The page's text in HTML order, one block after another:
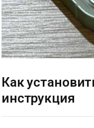
Как
инструкция